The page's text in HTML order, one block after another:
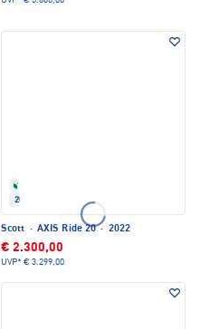
2022
Scott · AXIS Ride 20· 2022
€ 2.300,00
UVP* € 3.299,00